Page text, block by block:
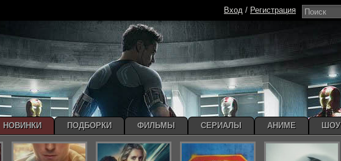
Вход / Регистрация
НОВИНКИ ПОДБОРКИ ФИЛЬМЫ СЕРИАЛЫ АНИМЕ ШОУ